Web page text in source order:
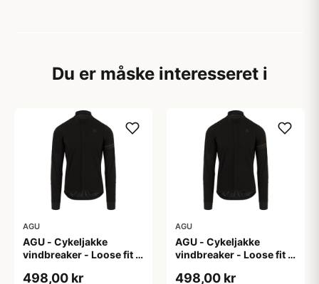
Du er måske interesseret i
AGU
AGU - Cykeljakke
vindbreaker - Loose fit -
498,00 kr
AGU
AGU - Cykeljakke
vindbreaker - Loose fit -
498,00 kr